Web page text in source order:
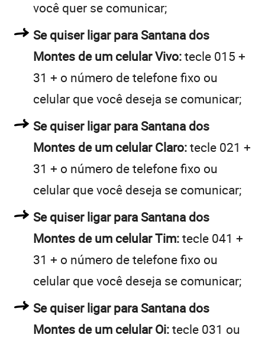
você quer se comunicar;
Se quiser ligar para Santana dos
Montes de um celular Vivo:tecle 015 +
31 + o número de telefone fixo ou
celular que você deseja se comunicar;
Se quiser ligar para Santana dos
Montes de um celular Claro:tecle 021 +
31 + o número de telefone fixo ou
celular que você deseja se comunicar;
Se quiser ligar para Santana dos
Montes de um celular Tim:tecle 041 +
31 + o número de telefone fixo ou
celular que você deseja se comunicar;
Se quiser ligar para Santana dos
Montes de um celular Oi:tecle 031 ou